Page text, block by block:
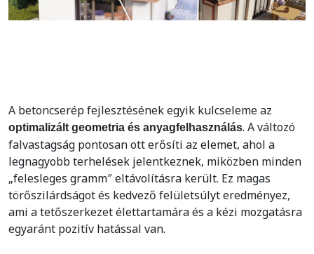
A betoncserép fejlesztésének egyik kulcseleme az
optimalizált geometria és anyagfelhasználás. A változó
falvastagság pontosan ott erősíti az elemet, ahol a
legnagyobb terhelések jelentkeznek, miközben minden
„felesleges gramm″ eltávolításra került. Ez magas
törőszilárdságot és kedvező felületsúlyt eredményez,
ami a tetőszerkezet élettartamára és a kézi mozgatásra
egyaránt pozitív hatással van.